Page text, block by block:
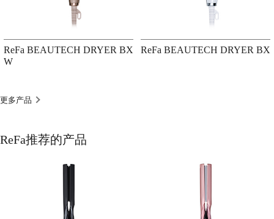
ReFa BEAUTECH DRYER BX
W
ReFa BEAUTECH DRYER BX
更多产品
ReFa推荐的产品